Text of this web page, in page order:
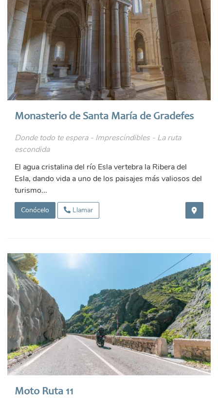
Monasterio de Santa María de Gradefes
Donde todo te espera - Imprescindibles - La ruta
escondida
El agua cristalina del río Esla vertebra la Ribera del
Esla, dando vida a uno de los paisajes más valiosos del
turismo...
Conócelo Llamar
Moto Ruta 11